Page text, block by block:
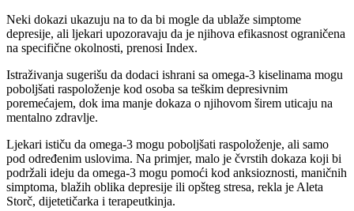
Neki dokazi ukazuju na to da bi mogle da ublaže simptome
depresije, ali ljekari upozoravaju da je njihova efikasnost ograničena
na specifične okolnosti, prenosi Index.
Istraživanja sugerišu da dodaci ishrani sa omega-3 kiselinama mogu
poboljšati raspoloženje kod osoba sa teškim depresivnim
poremećajem, dok ima manje dokaza o njihovom širem uticaju na
mentalno zdravlje.
Ljekari ističu da omega-3 mogu poboljšati raspoloženje, ali samo
pod određenim uslovima. Na primjer, malo je čvrstih dokaza koji bi
podržali ideju da omega-3 mogu pomoći kod anksioznosti, maničnih
simptoma, blažih oblika depresije ili opšteg stresa, rekla je Aleta
Storč, dijetetičarka i terapeutkinja.